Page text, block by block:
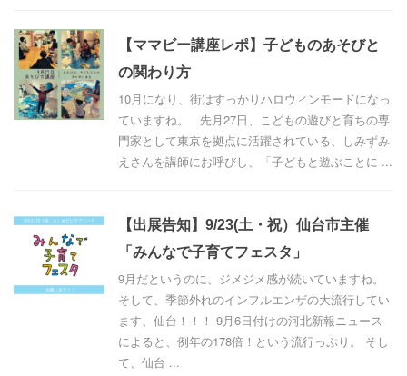
【ママビー講座レポ】子どものあそびと
の関わり方
10月になり、街はすっかりハロウィンモードになっ
ていますね。 先月27日、こどもの遊びと育ちの専
門家として東京を拠点に活躍されている、しみずみ
えさんを講師にお呼びし、「子どもと遊ぶことに ...
【出展告知】9/23(土・祝）仙台市主催
「みんなで子育てフェスタ」
9月だというのに、ジメジメ感が続いていますね。
そして、季節外れのインフルエンザの大流行してい
ます、仙台！！！ 9月6日付けの河北新報ニュース
によると、例年の178倍！という流行っぷり。 そし
て、仙台 ...